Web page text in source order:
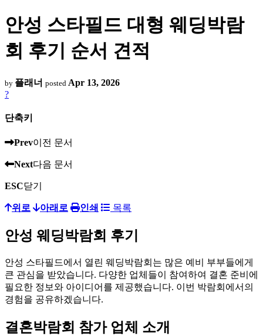
안성 스타필드 대형 웨딩박람
회 후기 순서 견적
by 플래너 posted Apr 13, 2026
?
단축키
Prev이전 문서
Next다음 문서
ESC닫기
위로 아래로 인쇄 목록
안성 웨딩박람회 후기
안성 스타필드에서 열린 웨딩박람회는 많은 예비 부부들에게
큰 관심을 받았습니다. 다양한 업체들이 참여하여 결혼 준비에
필요한 정보와 아이디어를 제공했습니다. 이번 박람회에서의
경험을 공유하겠습니다.
결혼박람회 참가 업체 소개